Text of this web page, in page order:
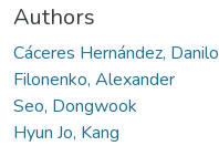
Authors
Cáceres Hernández, Danilo
Filonenko, Alexander
Seo, Dongwook
Hyun Jo, Kang